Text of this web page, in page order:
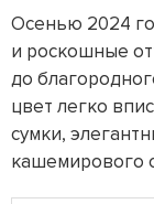
Осенью 2024
и роскошные
до
цвет легко
сумки,
кашемирового